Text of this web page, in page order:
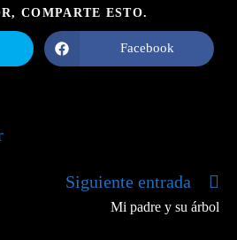
COMPARTE ESTO.
CONTENIDO
Se
abre
Facebook
Siguiente entrada
Mi padre y su árbol